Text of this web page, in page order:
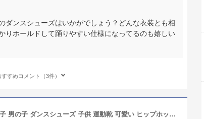
ダンスシューズはいかがでしょう？どんな衣装とも相
りホールドして踊りやすい仕様になってるのも嬉しい
すめコメント（3件）
スポーツ靴 ダンス スニーカー キッズ 女の子 男の子 ダンスシューズ 子供 運動靴 可愛い ヒップホップ カジュアルシューズ ダンススニーカー メッシュ ローカット 韓国 小学生 通園 通学 軽量 厚底 ダッドスニーカー キッズダンス 通気性 防臭 イベント 練習着 発表会